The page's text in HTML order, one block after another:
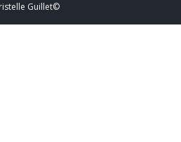
Guillet©️